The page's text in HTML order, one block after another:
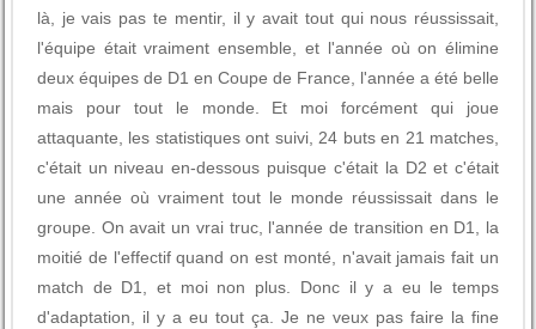
là, je vais pas te mentir, il y avait tout qui nous réussissait,
l'équipe était vraiment ensemble, et l'année où on élimine
deux équipes de D1 en Coupe de France, l'année a été belle
mais pour tout le monde. Et moi forcément qui joue
attaquante, les statistiques ont suivi, 24 buts en 21 matches,
c'était un niveau en-dessous puisque c'était la D2 et c'était
une année où vraiment tout le monde réussissait dans le
groupe. On avait un vrai truc, l'année de transition en D1, la
moitié de l'effectif quand on est monté, n'avait jamais fait un
match de D1, et moi non plus. Donc il y a eu le temps
d'adaptation, il y a eu tout ça. Je ne veux pas faire la fine